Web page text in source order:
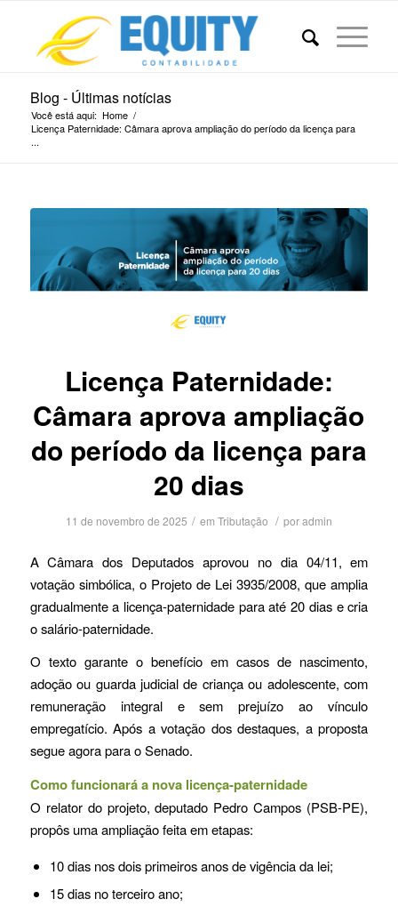
Blog - Últimas notícias
Você está aqui: Home /
Licença Paternidade: Câmara aprova ampliação do período da licença para
...
Licença Paternidade:
Câmara aprova ampliação
do período da licença para
20 dias
11 de novembro de 2025 / em Tributação / poradmin
A Câmara dos Deputados aprovou no dia 04/11, em
votação simbólica, o Projeto de Lei 3935/2008, que amplia
gradualmente a licença-paternidade para até 20 dias e cria
o salário-paternidade.
O texto garante o benefício em casos de nascimento,
adoção ou guarda judicial de criança ou adolescente, com
remuneração integral e sem prejuízo ao vínculo
empregatício. Após a votação dos destaques, a proposta
segue agora para o Senado.
Como funcionará a nova licença-paternidade
O relator do projeto, deputado Pedro Campos (PSB-PE),
propôs uma ampliação feita em etapas:
10 dias nos dois primeiros anos de vigência da lei;
15 dias no terceiro ano;